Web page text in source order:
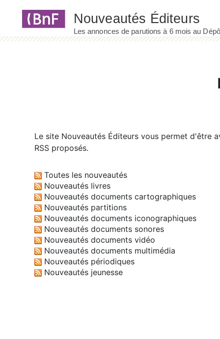
Le site Nouveautés Éditeurs vous permet d'être
RSS proposés.
Toutes les nouveautés
Nouveautés livres
Nouveautés documents cartographiques
Nouveautés partitions
Nouveautés documents iconographiques
Nouveautés documents sonores
Nouveautés documents vidéo
Nouveautés documents multimédia
Nouveautés périodiques
Nouveautés jeunesse